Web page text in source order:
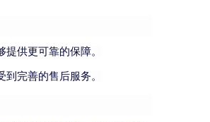
供更可靠的保障。
完善的售后服务。